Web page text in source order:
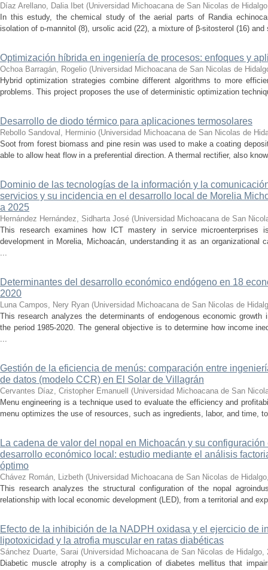
Díaz Arellano, Dalia Ibet (Universidad Michoacana de San Nicolas de Hidalgo
In this estudy, the chemical study of the aerial parts of Randia
isolation of ᴅ-mannitol (8), ursolic acid (22), a mixture of β-sitosterol (16)
Optimización híbrida en ingeniería de procesos: enfoques y
Ochoa Barragán, Rogelio (Universidad Michoacana de San Nicolas de
Hybrid optimization strategies combine different algorithms to more
problems. This project proposes the use of deterministic optimization
Desarrollo de diodo térmico para aplicaciones termosolares
Rebollo Sandoval, Herminio (Universidad Michoacana de San Nicolas de
Soot from forest biomass and pine resin was used to make a coating
able to allow heat flow in a preferential direction. A thermal rectifier, also
Dominio de las tecnologías de la información y la
servicios y su incidencia en el desarrollo local de Morelia
a 2025
Hernández Hernández, Sidharta José (Universidad Michoacana de San
This research examines how ICT mastery in service
development in Morelia, Michoacán, understanding it as an organizational
...
Determinantes del desarrollo económico endógeno en 18
2020
Luna Campos, Nery Ryan (Universidad Michoacana de San Nicolas de
This research analyzes the determinants of endogenous economic growth
the period 1985-2020. The general objective is to determine how income
...
Gestión de la eficiencia de menús: comparación entre
de datos (modelo CCR) en El Solar de Villagrán
Cervantes Díaz, Cristopher Emanuell (Universidad Michoacana de San
Menu engineering is a technique used to evaluate the efficiency and
menu optimizes the use of resources, such as ingredients, labor, and time,
La cadena de valor del nopal en Michoacán y su
desarrollo económico local: estudio mediante el análisis
óptimo
Chávez Román, Lizbeth (Universidad Michoacana de San Nicolas de Hidalgo
This research analyzes the structural configuration of the nopal
relationship with local economic development (LED), from a territorial and
Efecto de la inhibición de la NADPH oxidasa y el ejercicio de
lipotoxicidad y la atrofia muscular en ratas diabéticas
Sánchez Duarte, Sarai (Universidad Michoacana de San Nicolas de Hidalgo,
Diabetic muscle atrophy is a complication of diabetes mellitus that